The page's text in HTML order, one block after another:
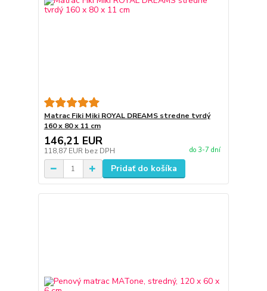
Matrac Fiki Miki ROYAL DREAMS stredne tvrdý
160 x 80 x 11 cm
146,21 EUR
118,87 EUR bez DPH do 3-7 dní
Pridať do košíka